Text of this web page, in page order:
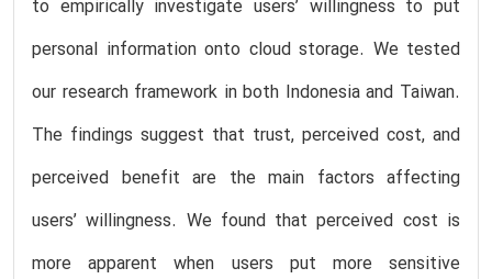
to empirically investigate users’ willingness to put
personal information onto cloud storage. We tested
our research framework in both Indonesia and Taiwan.
The findings suggest that trust, perceived cost, and
perceived benefit are the main factors affecting
users’ willingness. We found that perceived cost is
more apparent when users put more sensitive